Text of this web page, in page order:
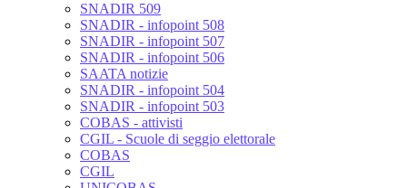
SNADIR 509
SNADIR - infopoint 508
SNADIR - infopoint 507
SNADIR - infopoint 506
SAATA notizie
SNADIR - infopoint 504
SNADIR - infopoint 503
COBAS - attivisti
CGIL - Scuole di seggio elettorale
COBAS
CGIL